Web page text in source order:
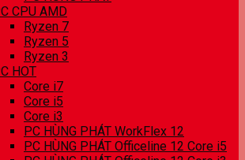
CPU AMD
Ryzen 7
Ryzen 5
Ryzen 3
HOT
Core i7
Core i5
Core i3
PC HÙNG PHÁT WorkFlex 12
PC HÙNG PHÁT Officeline 12 Core i5